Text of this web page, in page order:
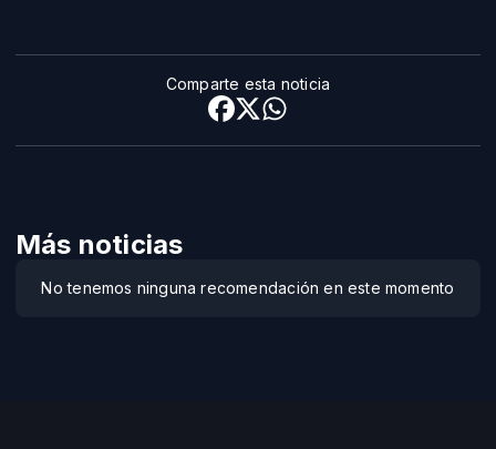
Comparte esta noticia
Más noticias
No tenemos ninguna recomendación en este momento